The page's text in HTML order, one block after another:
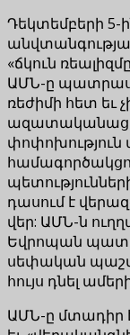
Դեկտեմբերի 5-
«ճկուն
ԱՄՆ-ը
ռեժիմի հետ եւ
փոփոխություն
դասում է
վեր: ԱՄՆ-ն
Եվրոպան
սեփական
հույս դնել
ԱՄՆ-ը մտադիր